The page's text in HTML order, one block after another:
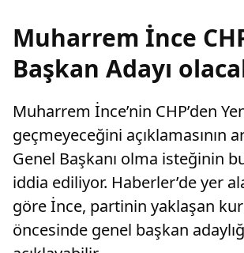
Muharrem İnce
Başkan Adayı
Muharrem İnce’nin CHP’den
geçmeyeceğini açıklamasının
Genel Başkanı olma isteğinin
iddia ediliyor. Haberler’de yer
göre İnce, partinin yaklaşan
öncesinde genel başkan